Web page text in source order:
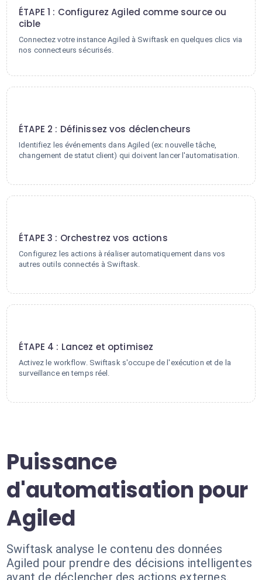
ÉTAPE 1 : Configurez Agiled comme source ou
cible
Connectez votre instance Agiled à Swiftask en quelques clics via
nos connecteurs sécurisés.
ÉTAPE 2 : Définissez vos déclencheurs
Identifiez les événements dans Agiled (ex: nouvelle tâche,
changement de statut client) qui doivent lancer l'automatisation.
ÉTAPE 3 : Orchestrez vos actions
Configurez les actions à réaliser automatiquement dans vos
autres outils connectés à Swiftask.
ÉTAPE 4 : Lancez et optimisez
Activez le workflow. Swiftask s'occupe de l'exécution et de la
surveillance en temps réel.
Puissance
d'automatisation pour
Agiled
Swiftask analyse le contenu des données
Agiled pour prendre des décisions intelligentes
avant de déclencher des actions externes.